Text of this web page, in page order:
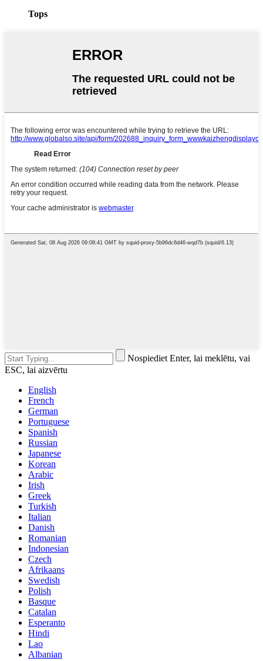
Tops
Nospiediet Enter, lai meklētu, vai
ESC, lai aizvērtu
English
French
German
Portuguese
Spanish
Russian
Japanese
Korean
Arabic
Irish
Greek
Turkish
Italian
Danish
Romanian
Indonesian
Czech
Afrikaans
Swedish
Polish
Basque
Catalan
Esperanto
Hindi
Lao
Albanian